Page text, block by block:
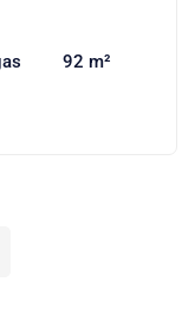
92 m²